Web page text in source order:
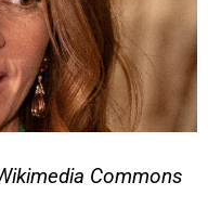
Commons